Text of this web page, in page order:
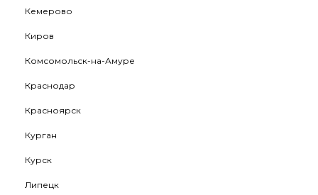
Кемерово
Киров
Комсомольск-на-Амуре
Краснодар
Красноярск
Курган
Курск
Липецк